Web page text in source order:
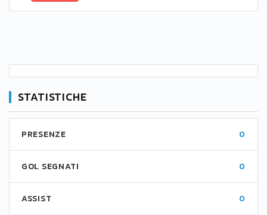
STATISTICHE
PRESENZE 0
GOL SEGNATI 0
ASSIST 0